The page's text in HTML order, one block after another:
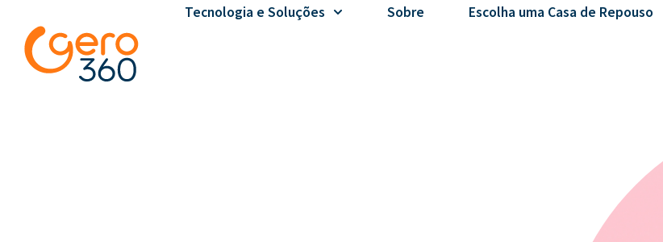
Tecnologia e Soluções Sobre Escolha uma Casa de Repouso